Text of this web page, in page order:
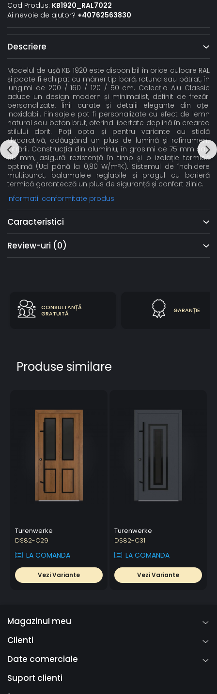
Cod Produs: KB1920_RAL7022
Ai nevoie de ajutor? +40762563830
Descriere
Modelul de ușă KB 1920 este disponibil în orice culoare RAL
și poate fi echipat cu mâner tip bară, rotund sau pătrat, în
lungimi de 200 / 160 / 120 / 50 cm. Colecția Alu Classic
aduce un design modern și minimalist, definit de frezări
personalizate, linii curate și detalii elegante din oțel
inoxidabil. Finisajele pot fi personalizate cu efect de lemn
natural sau beton brut, oferind libertate deplină în crearea
stilului dorit. Poți opta și pentru variante cu sticlă
decorativă, adăugând un plus de lumină și rafinament
intrării. Construcția din aluminiu, în grosimi de 75 mm sau
90 mm, asigură rezistență în timp și o izolație termică
optimă (Ud până la 0,80 W/m²K). Sistemul de închidere
multipunct, balamalele reglabile și pragul cu barieră
termică garantează un plus de siguranță și confort zilnic.
Informatii conformitate produs
Caracteristici
Review-uri (0)
CONSULTANȚĂ
GRATUITĂ
GARANȚIE
Produse similare
Turenwerke
DS82-C29
LA COMANDA
Vezi Variante
Turenwerke
DS82-C31
LA COMANDA
Vezi Variante
Magazinul meu
Clienti
Date comerciale
Suport clienti